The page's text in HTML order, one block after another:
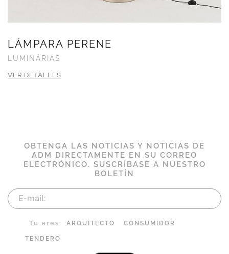
LÁMPARA PERENE
LUMINÁRIAS
VER DETALLES
OBTENGA LAS NOTICIAS Y NOTICIAS DE
ADM DIRECTAMENTE EN SU CORREO
ELECTRÓNICO. SUSCRÍBASE A NUESTRO
BOLETÍN
Tu eres: ARQUITECTO CONSUMIDOR
TENDERO